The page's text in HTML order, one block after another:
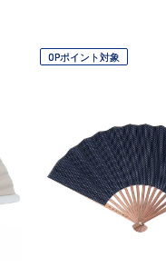
OPポイント対象